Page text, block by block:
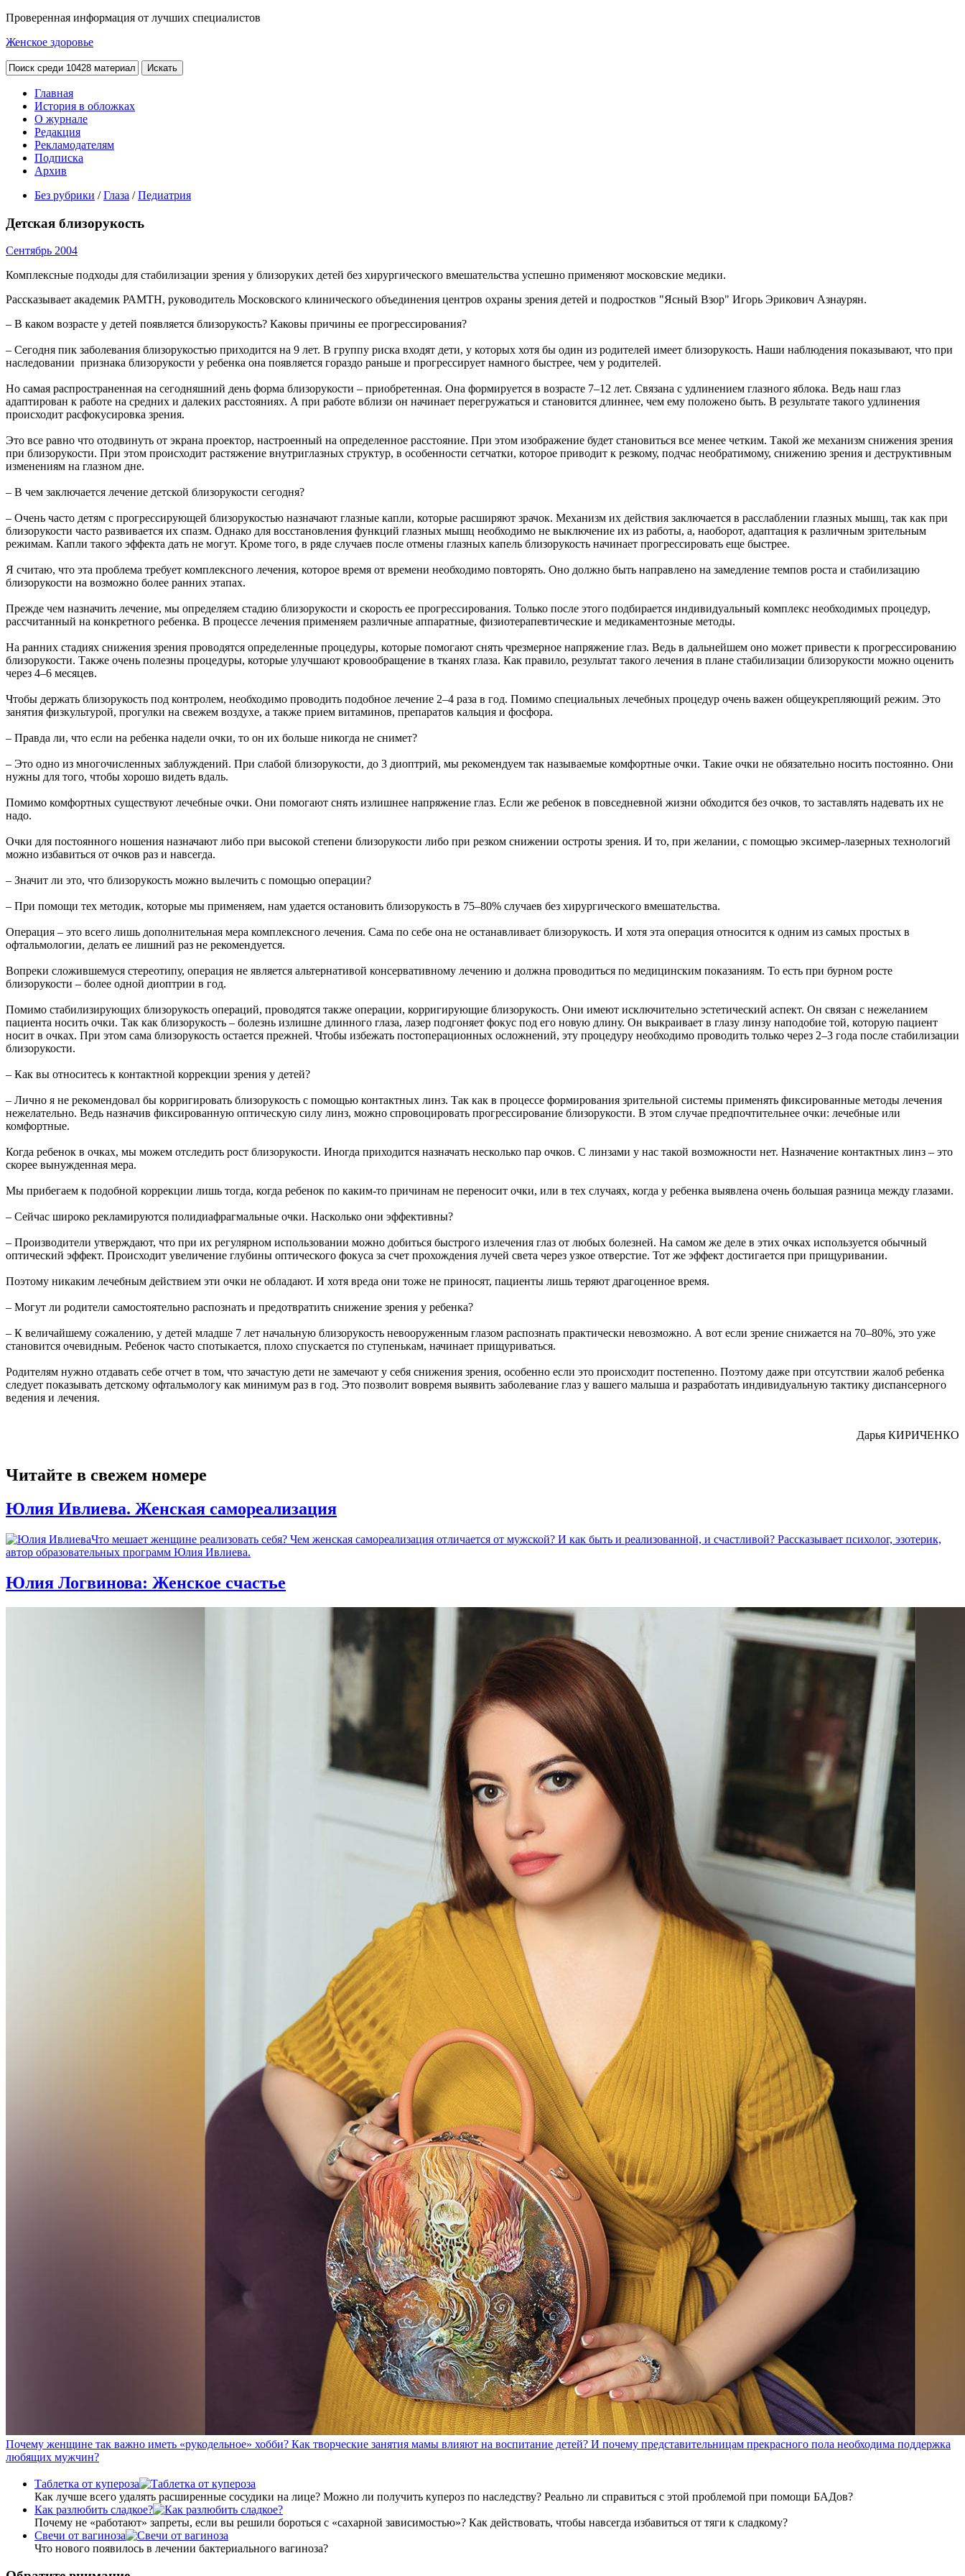
Проверенная информация от лучших специалистов
Женское здоровье
Главная
История в обложках
О журнале
Редакция
Рекламодателям
Подписка
Архив
Без рубрики / Глаза / Педиатрия
Детская близорукость
Сентябрь 2004
Комплексные подходы для стабилизации зрения у близоруких детей без хирургического вмешательства успешно применяют московские медики.
Рассказывает академик РАМТН, руководитель Московского клинического объединения центров охраны зрения детей и подростков "Ясный Взор" Игорь Эрикович Азнаурян.
– В каком возрасте у детей появляется близорукость? Каковы причины ее прогрессирования?
– Сегодня пик заболевания близорукостью приходится на 9 лет. В группу риска входят дети, у которых хотя бы один из родителей имеет близорукость. Наши наблюдения показывают, что при
наследовании признака близорукости у ребенка она появляется гораздо раньше и прогрессирует намного быстрее, чем у родителей.
Но самая распространенная на сегодняшний день форма близорукости – приобретенная. Она формируется в возрасте 7–12 лет. Связана с удлинением глазного яблока. Ведь наш глаз
адаптирован к работе на средних и далеких расстояниях. А при работе вблизи он начинает перегружаться и становится длиннее, чем ему положено быть. В результате такого удлинения
происходит расфокусировка зрения.
Это все равно что отодвинуть от экрана проектор, настроенный на определенное расстояние. При этом изображение будет становиться все менее четким. Такой же механизм снижения зрения
при близорукости. При этом происходит растяжение внутриглазных структур, в особенности сетчатки, которое приводит к резкому, подчас необратимому, снижению зрения и деструктивным
изменениям на глазном дне.
– В чем заключается лечение детской близорукости сегодня?
– Очень часто детям с прогрессирующей близорукостью назначают глазные капли, которые расширяют зрачок. Механизм их действия заключается в расслаблении глазных мышц, так как при
близорукости часто развивается их спазм. Однако для восстановления функций глазных мышц необходимо не выключение их из работы, а, наоборот, адаптация к различным зрительным
режимам. Капли такого эффекта дать не могут. Кроме того, в ряде случаев после отмены глазных капель близорукость начинает прогрессировать еще быстрее.
Я считаю, что эта проблема требует комплексного лечения, которое время от времени необходимо повторять. Оно должно быть направлено на замедление темпов роста и стабилизацию
близорукости на возможно более ранних этапах.
Прежде чем назначить лечение, мы определяем стадию близорукости и скорость ее прогрессирования. Только после этого подбирается индивидуальный комплекс необходимых процедур,
рассчитанный на конкретного ребенка. В процессе лечения применяем различные аппаратные, физиотерапевтические и медикаментозные методы.
На ранних стадиях снижения зрения проводятся определенные процедуры, которые помогают снять чрезмерное напряжение глаз. Ведь в дальнейшем оно может привести к прогрессированию
близорукости. Также очень полезны процедуры, которые улучшают кровообращение в тканях глаза. Как правило, результат такого лечения в плане стабилизации близорукости можно оценить
через 4–6 месяцев.
Чтобы держать близорукость под контролем, необходимо проводить подобное лечение 2–4 раза в год. Помимо специальных лечебных процедур очень важен общеукрепляющий режим. Это
занятия физкультурой, прогулки на свежем воздухе, а также прием витаминов, препаратов кальция и фосфора.
– Правда ли, что если на ребенка надели очки, то он их больше никогда не снимет?
– Это одно из многочисленных заблуждений. При слабой близорукости, до 3 диоптрий, мы рекомендуем так называемые комфортные очки. Такие очки не обязательно носить постоянно. Они
нужны для того, чтобы хорошо видеть вдаль.
Помимо комфортных существуют лечебные очки. Они помогают снять излишнее напряжение глаз. Если же ребенок в повседневной жизни обходится без очков, то заставлять надевать их не
надо.
Очки для постоянного ношения назначают либо при высокой степени близорукости либо при резком снижении остроты зрения. И то, при желании, с помощью эксимер-лазерных технологий
можно избавиться от очков раз и навсегда.
– Значит ли это, что близорукость можно вылечить с помощью операции?
– При помощи тех методик, которые мы применяем, нам удается остановить близорукость в 75–80% случаев без хирургического вмешательства.
Операция – это всего лишь дополнительная мера комплексного лечения. Сама по себе она не останавливает близорукость. И хотя эта операция относится к одним из самых простых в
офтальмологии, делать ее лишний раз не рекомендуется.
Вопреки сложившемуся стереотипу, операция не является альтернативой консервативному лечению и должна проводиться по медицинским показаниям. То есть при бурном росте
близорукости – более одной диоптрии в год.
Помимо стабилизирующих близорукость операций, проводятся также операции, корригирующие близорукость. Они имеют исключительно эстетический аспект. Он связан с нежеланием
пациента носить очки. Так как близорукость – болезнь излишне длинного глаза, лазер подгоняет фокус под его новую длину. Он выкраивает в глазу линзу наподобие той, которую пациент
носит в очках. При этом сама близорукость остается прежней. Чтобы избежать постоперационных осложнений, эту процедуру необходимо проводить только через 2–3 года после стабилизации
близорукости.
– Как вы относитесь к контактной коррекции зрения у детей?
– Лично я не рекомендовал бы корригировать близорукость с помощью контактных линз. Так как в процессе формирования зрительной системы применять фиксированные методы лечения
нежелательно. Ведь назначив фиксированную оптическую силу линз, можно спровоцировать прогрессирование близорукости. В этом случае предпочтительнее очки: лечебные или
комфортные.
Когда ребенок в очках, мы можем отследить рост близорукости. Иногда приходится назначать несколько пар очков. С линзами у нас такой возможности нет. Назначение контактных линз – это
скорее вынужденная мера.
Мы прибегаем к подобной коррекции лишь тогда, когда ребенок по каким-то причинам не переносит очки, или в тех случаях, когда у ребенка выявлена очень большая разница между глазами.
– Сейчас широко рекламируются полидиафрагмальные очки. Насколько они эффективны?
– Производители утверждают, что при их регулярном использовании можно добиться быстрого излечения глаз от любых болезней. На самом же деле в этих очках используется обычный
оптический эффект. Происходит увеличение глубины оптического фокуса за счет прохождения лучей света через узкое отверстие. Тот же эффект достигается при прищуривании.
Поэтому никаким лечебным действием эти очки не обладают. И хотя вреда они тоже не приносят, пациенты лишь теряют драгоценное время.
– Могут ли родители самостоятельно распознать и предотвратить снижение зрения у ребенка?
– К величайшему сожалению, у детей младше 7 лет начальную близорукость невооруженным глазом распознать практически невозможно. А вот если зрение снижается на 70–80%, это уже
становится очевидным. Ребенок часто спотыкается, плохо спускается по ступенькам, начинает прищуриваться.
Родителям нужно отдавать себе отчет в том, что зачастую дети не замечают у себя снижения зрения, особенно если это происходит постепенно. Поэтому даже при отсутствии жалоб ребенка
следует показывать детскому офтальмологу как минимум раз в год. Это позволит вовремя выявить заболевание глаз у вашего малыша и разработать индивидуальную тактику диспансерного
ведения и лечения.
Дарья КИРИЧЕНКО
Читайте в свежем номере
Юлия Ивлиева. Женская самореализация
Что мешает женщине реализовать себя? Чем женская самореализация отличается от мужской? И как быть и реализованной, и счастливой? Рассказывает психолог, эзотерик,
автор образовательных программ Юлия Ивлиева.
Юлия Логвинова: Женское счастье
Почему женщине так важно иметь «рукодельное» хобби? Как творческие занятия мамы влияют на воспитание детей? И почему представительницам прекрасного пола необходима поддержка
любящих мужчин?
Таблетка от купероза
Как лучше всего удалять расширенные сосудики на лице? Можно ли получить купероз по наследству? Реально ли справиться с этой проблемой при помощи БАДов?
Как разлюбить сладкое?
Почему не «работают» запреты, если вы решили бороться с «сахарной зависимостью»? Как действовать, чтобы навсегда избавиться от тяги к сладкому?
Свечи от вагиноза
Что нового появилось в лечении бактериального вагиноза?